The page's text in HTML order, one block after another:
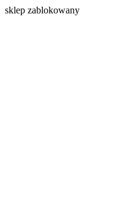
sklep zablokowany